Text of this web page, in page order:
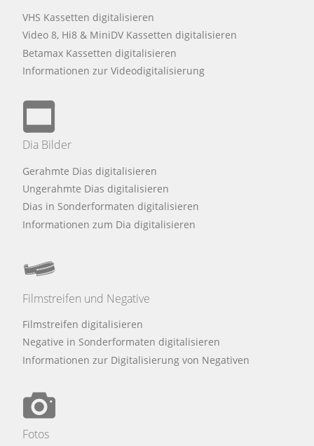
VHS Kassetten digitalisieren
Video 8, Hi8 & MiniDV Kassetten digitalisieren
Betamax Kassetten digitalisieren
Informationen zur Videodigitalisierung
Dia Bilder
Gerahmte Dias digitalisieren
Ungerahmte Dias digitalisieren
Dias in Sonderformaten digitalisieren
Informationen zum Dia digitalisieren
Filmstreifen und Negative
Filmstreifen digitalisieren
Negative in Sonderformaten digitalisieren
Informationen zur Digitalisierung von Negativen
Fotos